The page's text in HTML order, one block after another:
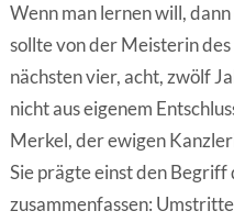
Wenn man lernen will,
sollte von der Meisterin
nächsten vier, acht, zwölf
nicht aus eigenem
Merkel, der ewigen
Sie prägte einst den Begriff
zusammenfassen: